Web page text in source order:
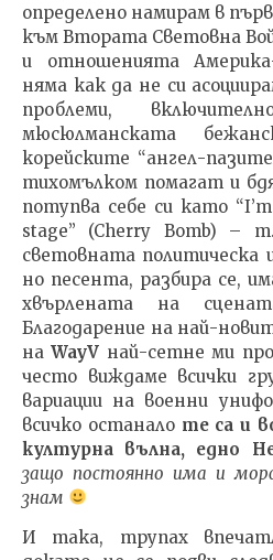
определено намирам в
към Втората Световна
и отношенията
няма как да не си
проблеми,
мюсюлманската
корейските “ангел-
тихомълком помагат и
потупва себе си като
stage” (Cherry Bomb) –
световната политическа
но песента, разбира се,
хвърлената на
Благодарение на най-
наWayV най-сетне ми
често виждаме всички
вариации на военни
всичко останало те са и
културна вълна, едно
защо постоянно има и
знам
И така, трупах